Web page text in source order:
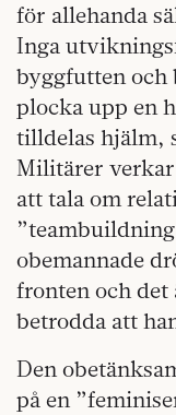
för allehanda
Inga
byggfutten och
plocka upp en
tilldelas hjälm,
Militärer verkar
att tala om
obemannade
fronten och det
betrodda att
Den
på en